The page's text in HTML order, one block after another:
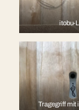
itobu-
Tragegriff mit